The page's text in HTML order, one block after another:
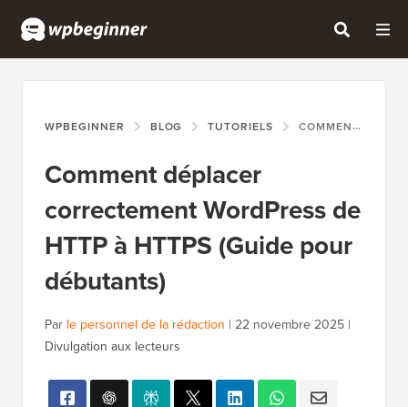
WPBEGINNER BLOG TUTORIELS COMMENT DÉPLACER CORRECTEMENT WORDPRESS DE HTTP À HTTPS (GUIDE POUR DÉBUTANTS)
Comment déplacer
correctement WordPress de
HTTP à HTTPS (Guide pour
débutants)
Par le personnel de la rédaction | 22 novembre 2025 |
Divulgation aux lecteurs